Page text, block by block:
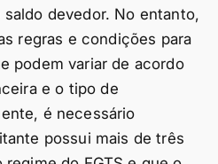
devedor. No entanto,
regras e condições para
podem variar de acordo
e o tipo de
é necessário
possui mais de três